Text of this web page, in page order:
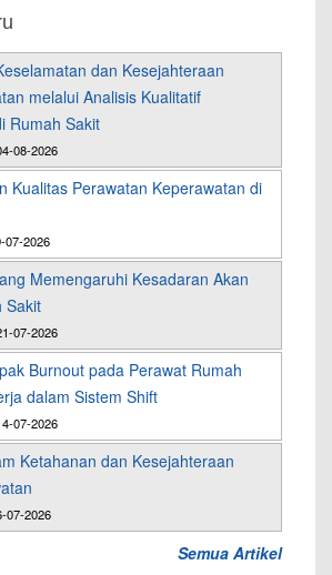
dan Kesejahteraan
melalui Analisis Kualitatif
Rumah Sakit
08-2026
Kualitas Perawatan Keperawatan di
07-2026
Memengaruhi Kesadaran Akan
Sakit
07-2026
Burnout pada Perawat Rumah
dalam Sistem Shift
07-2026
Ketahanan dan Kesejahteraan
07-2026
Semua Artikel